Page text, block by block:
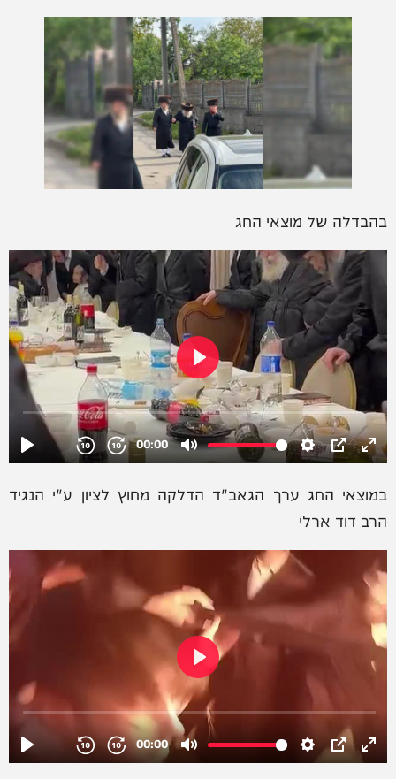
בהבדלה של מוצאי החג
במוצאי החג ערך הגאב"ד הדלקה מחוץ לציון ע"י הנגיד
הרב דוד ארלי